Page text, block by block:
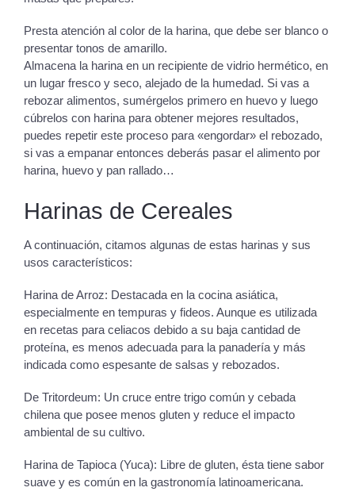
Presta atención al color de la harina, que debe ser blanco o
presentar tonos de amarillo.
Almacena la harina en un recipiente de vidrio hermético, en
un lugar fresco y seco, alejado de la humedad. Si vas a
rebozar alimentos, sumérgelos primero en huevo y luego
cúbrelos con harina para obtener mejores resultados,
puedes repetir este proceso para «engordar» el rebozado,
si vas a empanar entonces deberás pasar el alimento por
harina, huevo y pan rallado…
Harinas de Cereales
A continuación, citamos algunas de estas harinas y sus
usos característicos:
Harina de Arroz: Destacada en la cocina asiática,
especialmente en tempuras y fideos. Aunque es utilizada
en recetas para celiacos debido a su baja cantidad de
proteína, es menos adecuada para la panadería y más
indicada como espesante de salsas y rebozados.
De Tritordeum: Un cruce entre trigo común y cebada
chilena que posee menos gluten y reduce el impacto
ambiental de su cultivo.
Harina de Tapioca (Yuca): Libre de gluten, ésta tiene sabor
suave y es común en la gastronomía latinoamericana.